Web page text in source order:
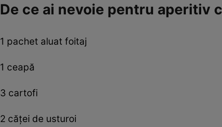
De ce ai nevoie pentru aperitiv
1 pachet aluat foitaj
1 ceapă
3 cartofi
2 căţei de usturoi